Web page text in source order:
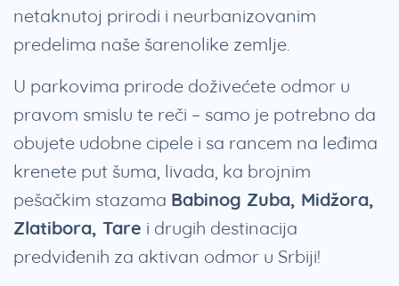
netaknutoj prirodi i neurbanizovanim
predelima naše šarenolike zemlje.
U parkovima prirode doživećete odmor u
pravom smislu te reči – samo je potrebno da
obujete udobne cipele i sa rancem na leđima
krenete put šuma, livada, ka brojnim
pešačkim stazama Babinog Zuba, Midžora,
Zlatibora, Tare i drugih destinacija
predviđenih za aktivan odmor u Srbiji!